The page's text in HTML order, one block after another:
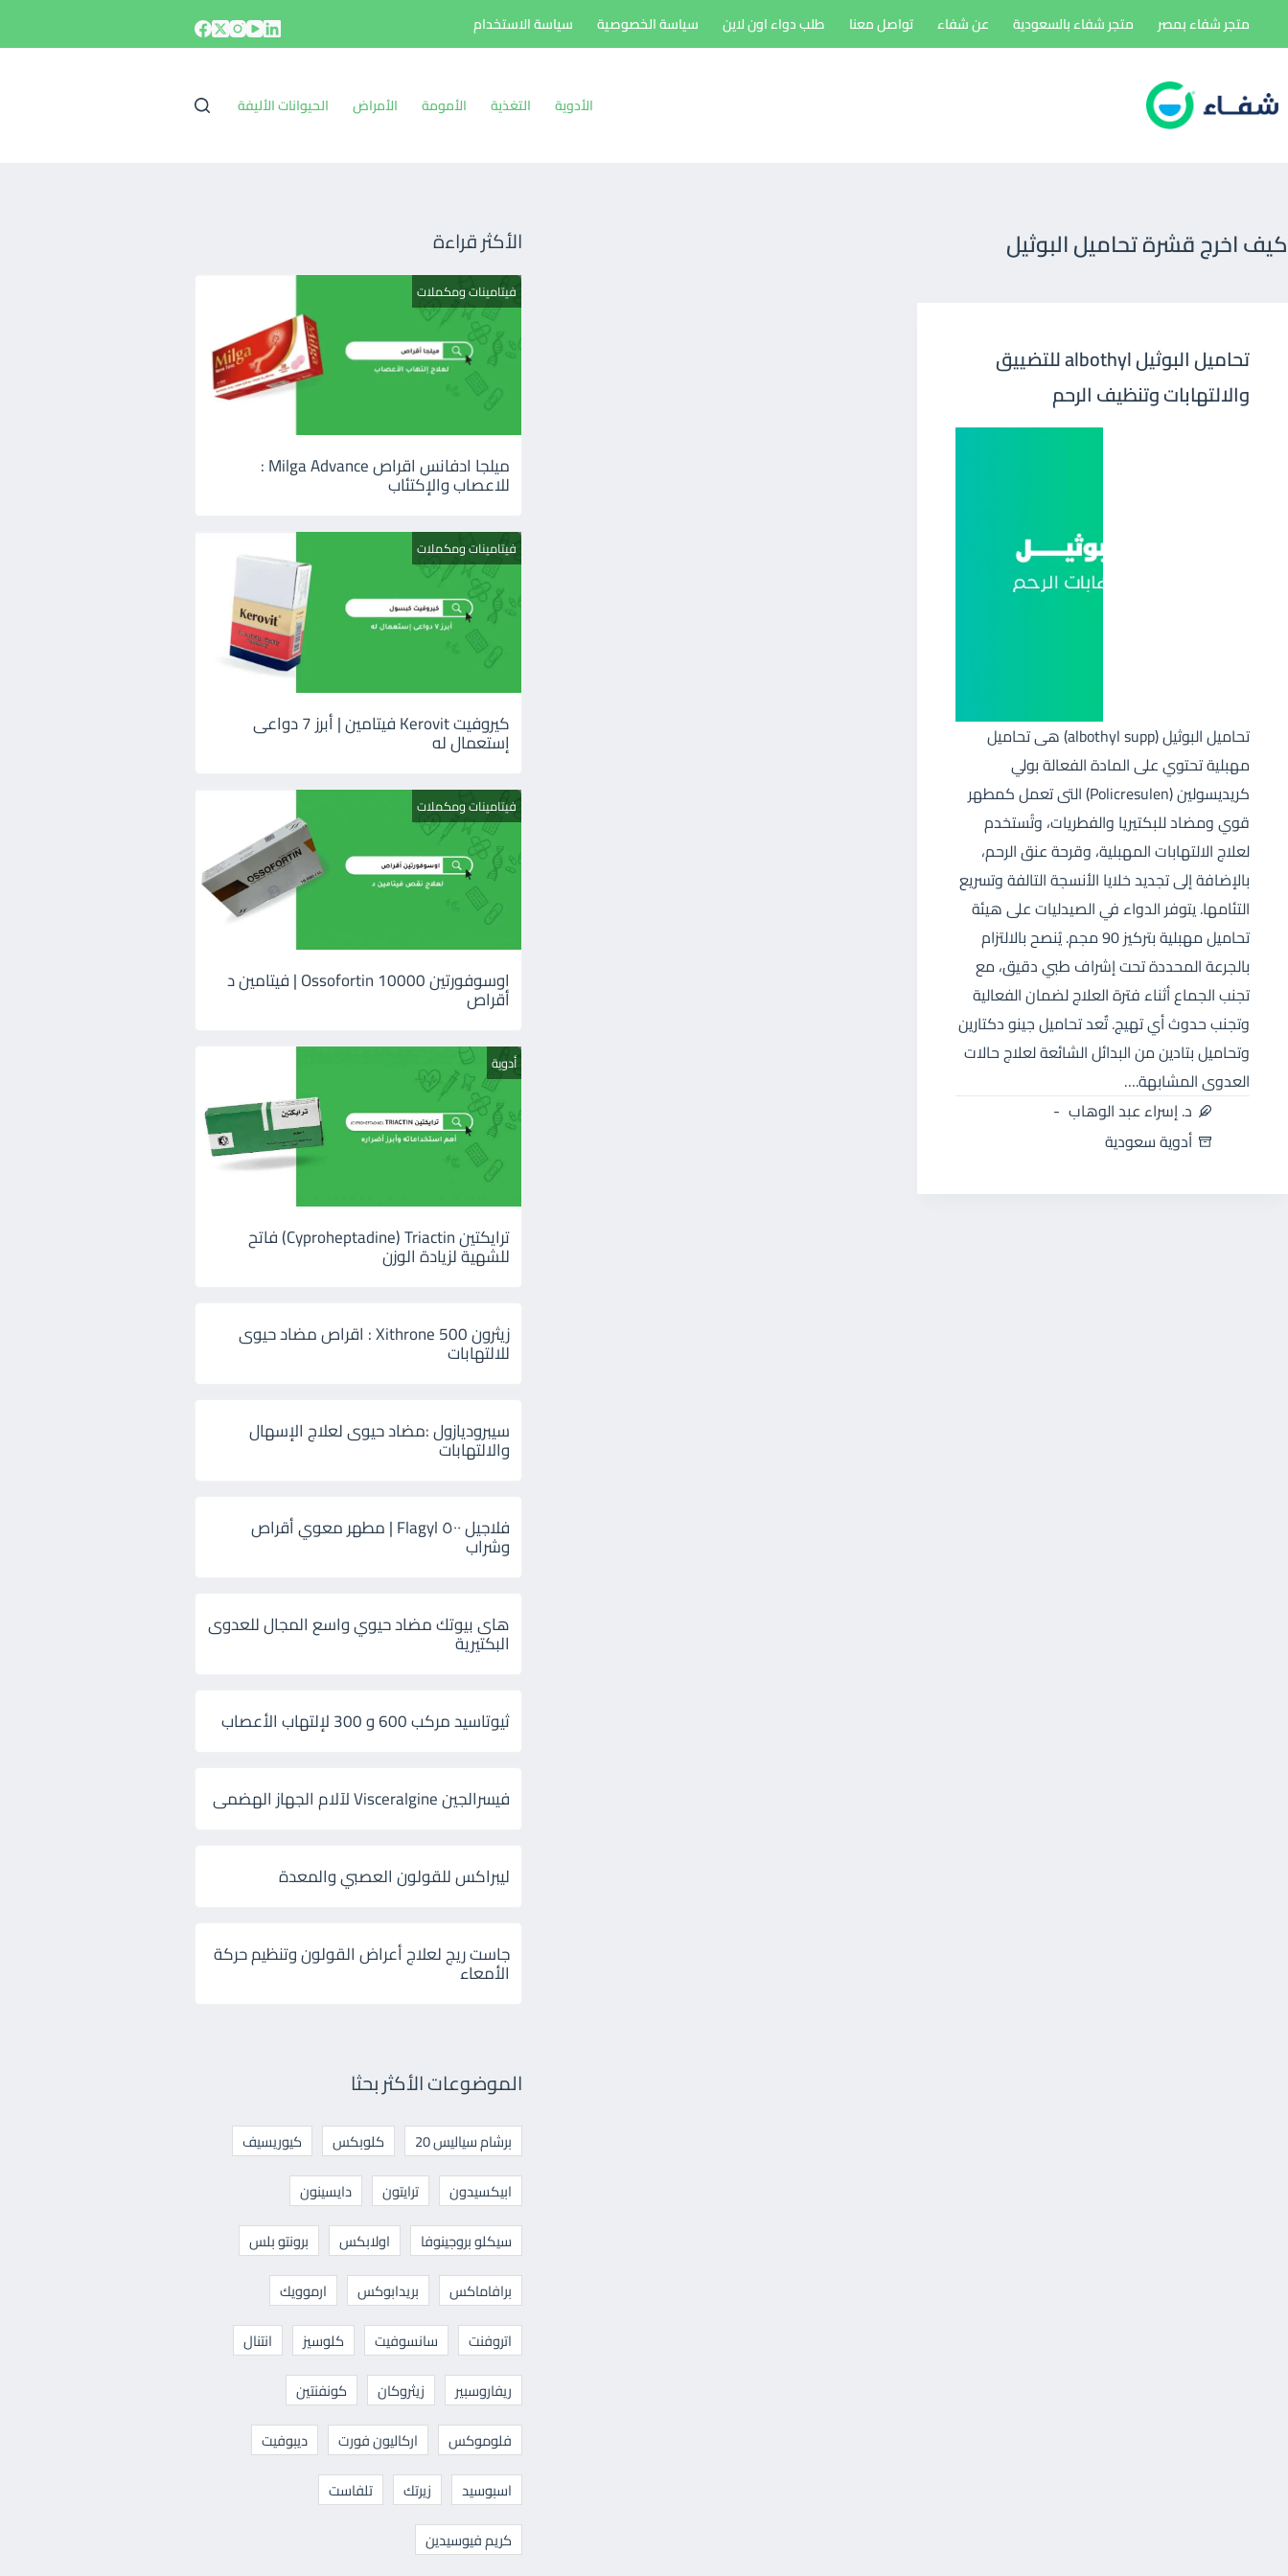
إلى
متجر شفاء بمصر متجر شفاء بالسعودية عن شفاء تواصل معنا طلب دواء اون لاين سياسة الخصوصية سياسة الاستخدام
الأدوية التغذية الأمومة الأمراض الحيوانات الأليفة
كيف اخرج قشرة تحاميل البوثيل
تحاميل البوثيل albothyl للتضييق
والالتهابات وتنظيف الرحم
تحاميل البوثيل (albothyl supp) هى تحاميل
مهبلية تحتوي على المادة الفعالة بولي
كريديسولين (Policresulen) التى تعمل كمطهر
قوي ومضاد للبكتيريا والفطريات، وتُستخدم
لعلاج الالتهابات المهبلية، وقرحة عنق الرحم،
بالإضافة إلى تجديد خلايا الأنسجة التالفة وتسريع
التئامها. يتوفر الدواء في الصيدليات على هيئة
تحاميل مهبلية بتركيز 90 مجم. يُنصح بالالتزام
بالجرعة المحددة تحت إشراف طبي دقيق، مع
تجنب الجماع أثناء فترة العلاج لضمان الفعالية
وتجنب حدوث أي تهيج. تٌعد تحاميل جينو دكتارين
وتحاميل بتادين من البدائل الشائعة لعلاج حالات
العدوى المشابهة.…
د. إسراء عبد الوهاب
أدوية سعودية
الأكثر قراءة
فيتامينات ومكملات
ميلجا ادفانس اقراص Milga Advance :
للاعصاب والإكتئاب
فيتامينات ومكملات
كيروفيت Kerovit فيتامين | أبرز 7 دواعى
إستعمال له
فيتامينات ومكملات
اوسوفورتين 10000 Ossofortin | فيتامين د
أقراص
أدوية
ترايكتين Cyproheptadine) Triactin) فاتح
للشهية لزيادة الوزن
زيثرون 500 Xithrone : اقراص مضاد حيوى
للالتهابات
سيبروديازول :مضاد حيوى لعلاج الإسهال
والالتهابات
فلاجيل ٥٠٠ Flagyl | مطهر معوي أقراص
وشراب
هاى بيوتك مضاد حيوي واسع المجال للعدوى
البكتيرية
ثيوتاسيد مركب 600 و 300 لإلتهاب الأعصاب
فيسرالجين Visceralgine لآلام الجهاز الهضمى
ليبراكس للقولون العصبي والمعدة
جاست ريج لعلاج أعراض القولون وتنظيم حركة
الأمعاء
الموضوعات الأكثر بحثا
برشام سياليس 20 كلوبكس
كيوريسيف
ابيكسيدون
ترايتون
دايسينون
سيكلو بروجينوفا
اولابكس
برونتو بلس
برافاماكس
بريدابوكس
ارموويك
اتروفنت
سانسوفيت كلوسيز
انتنال
ريفاروسبير
زيثروكان
كونفنتين
فلوموكس
اركاليون فورت
ديبوفيت
اسبوسيد
زيرتك
تلفاست
كريم فيوسيدين